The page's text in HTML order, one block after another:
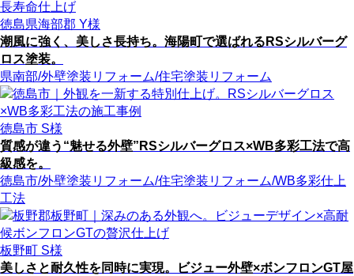
徳島県海部郡 Y様
潮風に強く、美しさ長持ち。海陽町で選ばれるRSシルバーグ
ロス塗装。
県南部/外壁塗装リフォーム/住宅塗装リフォーム
徳島市 S様
質感が違う“魅せる外壁”RSシルバーグロス×WB多彩工法で高
級感を。
徳島市/外壁塗装リフォーム/住宅塗装リフォーム/WB多彩仕上
工法
板野町 S様
美しさと耐久性を同時に実現。ビジュー外壁×ボンフロンGT屋